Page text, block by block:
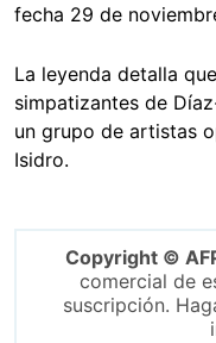
fecha 29 de
La leyenda detalla
simpatizantes de
un grupo de artistas
Isidro.
Copyright ©
comercial de
suscripción.